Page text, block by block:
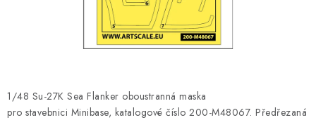
Doprava a platba
Obchodní podmínky
1/48 Su-27K Sea Flanker oboustranná maska
pro stavebnici Minibase, katalogové číslo 200-M48067. Předřezaná